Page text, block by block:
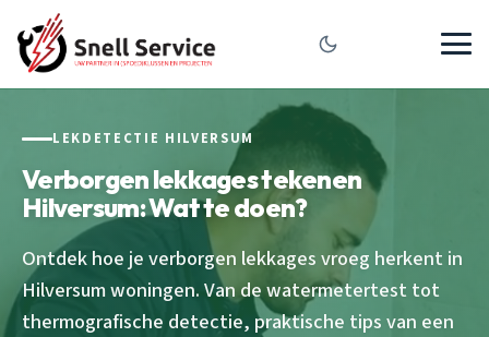
LEKDETECTIE HILVERSUM
Verborgen lekkages tekenen
Hilversum: Wat te doen?
Ontdek hoe je verborgen lekkages vroeg herkent in
Hilversum woningen. Van de watermetertest tot
thermografische detectie, praktische tips van een